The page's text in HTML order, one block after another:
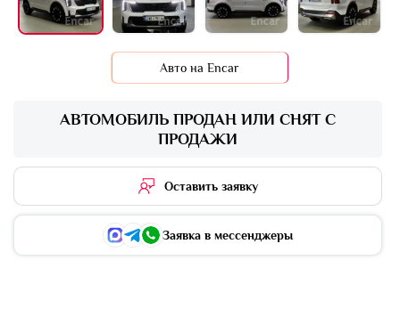
АВТОМОБИЛЬ ПРОДАН ИЛИ СНЯТ С
ПРОДАЖИ
Оставить заявку
Заявка в мессенджеры
Авто на Encar